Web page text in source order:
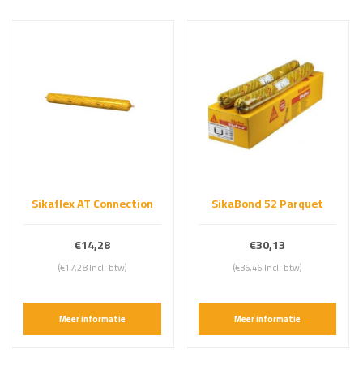
Sikaflex AT Connection
€14,28
(€17,28 Incl. btw)
Meer informatie
SikaBond 52 Parquet
€30,13
(€36,46 Incl. btw)
Meer informatie